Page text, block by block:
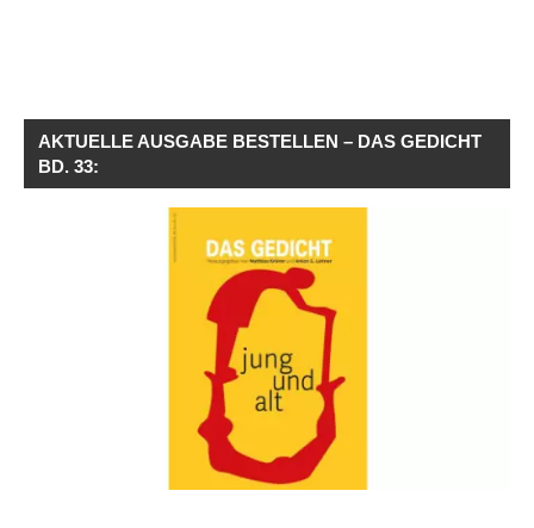
AKTUELLE AUSGABE BESTELLEN – DAS GEDICHT
BD. 33: